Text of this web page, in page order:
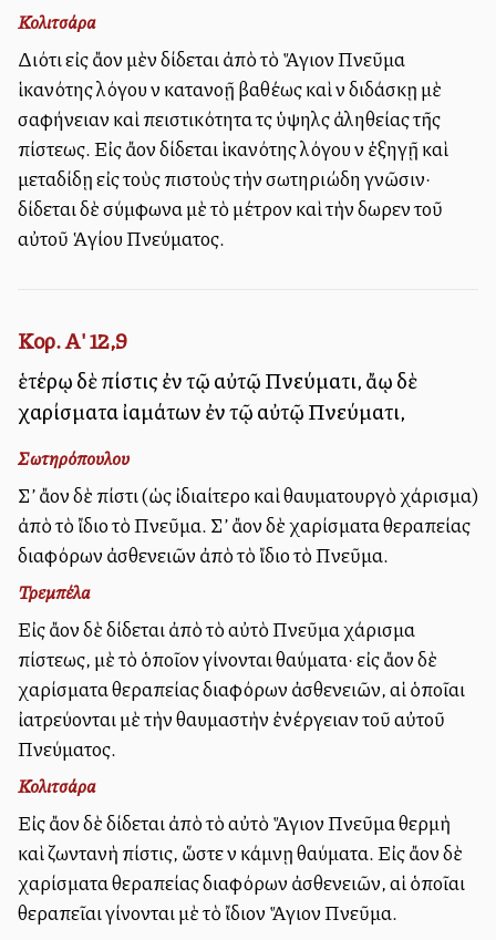
Κολιτσάρα
Διότι εἰς ἄλλον μὲν δίδεται ἀπὸ τὸ Ἅγιον Πνεῦμα
ἱκανότης λόγου νὰ κατανοῇ βαθέως καὶ νὰ διδάσκῃ μὲ
σαφήνειαν καὶ πειστικότητα τὰς ὑψηλὰς ἀληθείας τῆς
πίστεως. Εἰς ἄλλον δίδεται ἱκανότης λόγου νὰ ἐξηγῇ καὶ
μεταδίδῃ εἰς τοὺς πιστοὺς τὴν σωτηριώδη γνῶσιν·
δίδεται δὲ σύμφωνα μὲ τὸ μέτρον καὶ τὴν δωρεὰν τοῦ
αὐτοῦ Ἁγίου Πνεύματος.
Κορ. Α' 12,9
ἑτέρῳ δὲ πίστις ἐν τῷ αὐτῷ Πνεύματι, ἄλλῳ δὲ
χαρίσματα ἰαμάτων ἐν τῷ αὐτῷ Πνεύματι,
Σωτηρόπουλου
Σ’ ἄλλον δὲ πίστι (ὡς ἰδιαίτερο καὶ θαυματουργὸ χάρισμα)
ἀπὸ τὸ ἴδιο τὸ Πνεῦμα. Σ’ ἄλλον δὲ χαρίσματα θεραπείας
διαφόρων ἀσθενειῶν ἀπὸ τὸ ἴδιο τὸ Πνεῦμα.
Τρεμπέλα
Εἰς ἄλλον δὲ δίδεται ἀπὸ τὸ αὐτὸ Πνεῦμα χάρισμα
πίστεως, μὲ τὸ ὁποῖον γίνονται θαύματα· εἰς ἄλλον δὲ
χαρίσματα θεραπείας διαφόρων ἀσθενειῶν, αἱ ὁποῖαι
ἰατρεύονται μὲ τὴν θαυμαστὴν ἐνέργειαν τοῦ αὐτοῦ
Πνεύματος.
Κολιτσάρα
Εἰς ἄλλον δὲ δίδεται ἀπὸ τὸ αὐτὸ Ἅγιον Πνεῦμα θερμὴ
καὶ ζωντανὴ πίστις, ὥστε νὰ κάμνῃ θαύματα. Εἰς ἄλλον δὲ
χαρίσματα θεραπείας διαφόρων ἀσθενειῶν, αἱ ὁποῖαι
θεραπεῖαι γίνονται μὲ τὸ ἴδιον Ἅγιον Πνεῦμα.